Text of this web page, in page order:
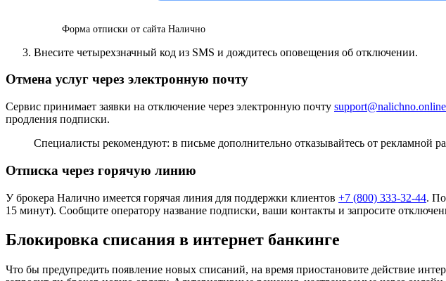
Форма отписки от сайта Налично
Внесите четырехзначный код из SMS и дождитесь оповещения об отключении.
Отмена услуг через электронную почту
Сервис принимает заявки на отключение через электронную почту support@nalichno.online
продления подписки.
Специалисты рекомендуют: в письме дополнительно отказывайтесь от рекламной
Отписка через горячую линию
У брокера Налично имеется горячая линия для поддержки клиентов +7 (800) 333-32-44.
15 минут). Сообщите оператору название подписки, ваши контакты и запросите
Блокировка списания в интернет банкинге
Что бы предупредить появление новых списаний, на время приостановите действие